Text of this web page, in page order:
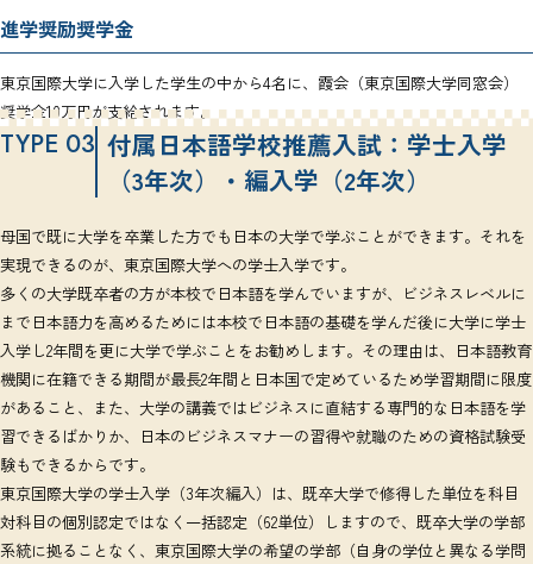
進学奨励奨学金
東京国際大学に入学した学生の中から4名に、霞会（東京国際大学同窓会）
奨学金10万円が支給されます。
TYPE 03 付属日本語学校推薦入試：学士入学
（3年次）・編入学（2年次）
母国で既に大学を卒業した方でも日本の大学で学ぶことができます。それを
実現できるのが、東京国際大学への学士入学です。
多くの大学既卒者の方が本校で日本語を学んでいますが、ビジネスレベルに
まで日本語力を高めるためには本校で日本語の基礎を学んだ後に大学に学士
入学し2年間を更に大学で学ぶことをお勧めします。その理由は、日本語教育
機関に在籍できる期間が最長2年間と日本国で定めているため学習期間に限度
があること、また、大学の講義ではビジネスに直結する専門的な日本語を学
習できるばかりか、日本のビジネスマナーの習得や就職のための資格試験受
験もできるからです。
東京国際大学の学士入学（3年次編入）は、既卒大学で修得した単位を科目
対科目の個別認定ではなく一括認定（62単位）しますので、既卒大学の学部
系統に拠ることなく、東京国際大学の希望の学部（自身の学位と異なる学問